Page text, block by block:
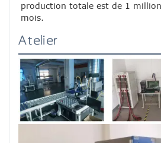
production totale est de 1
mois.
Atelier